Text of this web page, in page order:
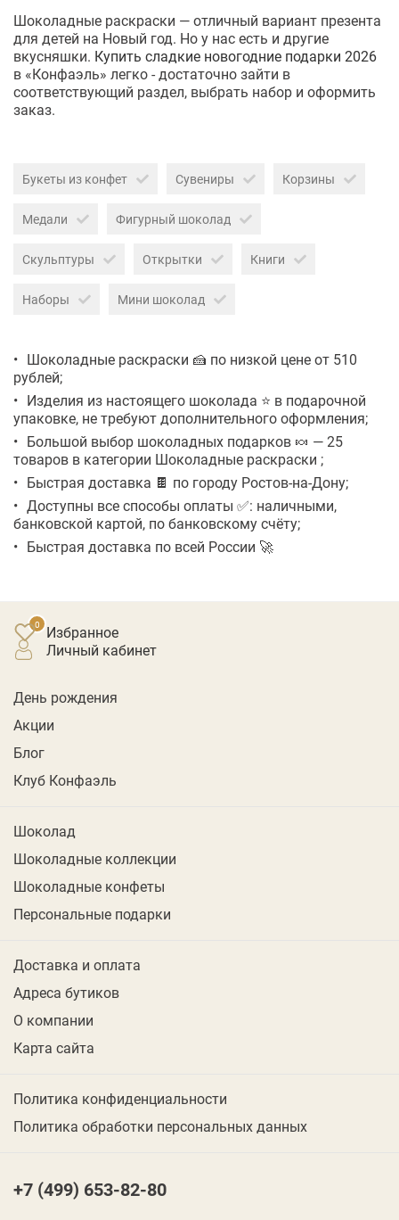
Шоколадные раскраски — отличный вариант презента
для детей на Новый год. Но у нас есть и другие
вкусняшки. Купить сладкие новогодние подарки 2026
в «Конфаэль» легко - достаточно зайти в
соответствующий раздел, выбрать набор и оформить
заказ.
Букеты из конфет Сувениры Корзины
Медали Фигурный шоколад
Скульптуры Открытки Книги
Наборы Мини шоколад
Шоколадные раскраски 🍰 по низкой цене от 510
рублей;
Изделия из настоящего шоколада ⭐ в подарочной
упаковке, не требуют дополнительного оформления;
Большой выбор шоколадных подарков 🍬 — 25
товаров в категории Шоколадные раскраски ;
Быстрая доставка 🍫 по городу Ростов-на-Дону;
Доступны все способы оплаты ✅: наличными,
банковской картой, по банковскому счёту;
Быстрая доставка по всей России 🚀
Избранное
личный кабинет
День рождения
Акции
Блог
Клуб Конфаэль
Шоколад
Шоколадные коллекции
Шоколадные конфеты
Персональные подарки
Доставка и оплата
Адреса бутиков
О компании
Карта сайта
Политика конфиденциальности
Политика обработки персональных данных
+7 (499) 653-82-80